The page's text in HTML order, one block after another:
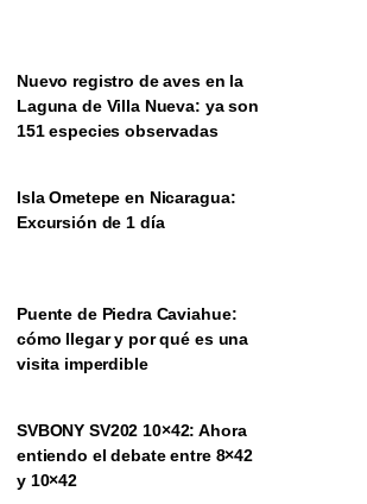
Nuevo registro de aves en la
Laguna de Villa Nueva: ya son
151 especies observadas
Isla Ometepe en Nicaragua:
Excursión de 1 día
Puente de Piedra Caviahue:
cómo llegar y por qué es una
visita imperdible
SVBONY SV202 10×42: Ahora
entiendo el debate entre 8×42
y 10×42